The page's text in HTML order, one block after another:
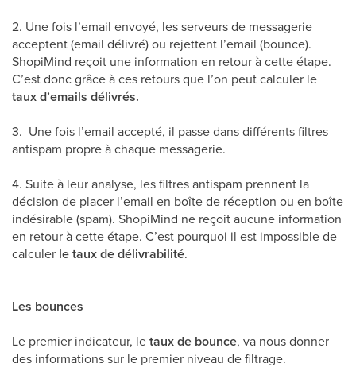
2. Une fois l’email envoyé, les serveurs de messagerie
acceptent (email délivré) ou rejettent l’email (bounce).
ShopiMind reçoit une information en retour à cette étape.
C’est donc grâce à ces retours que l’on peut calculer le
taux d’emails délivrés.
3. Une fois l’email accepté, il passe dans différents filtres
antispam propre à chaque messagerie.
4. Suite à leur analyse, les filtres antispam prennent la
décision de placer l’email en boîte de réception ou en boîte
indésirable (spam). ShopiMind ne reçoit aucune information
en retour à cette étape. C’est pourquoi il est impossible de
calculer le taux de délivrabilité.
Les bounces
Le premier indicateur, letaux de bounce, va nous donner
des informations sur le premier niveau de filtrage.